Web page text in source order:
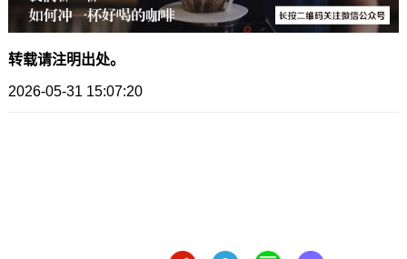
转载请注明出处。
2026-05-31 15:07:20